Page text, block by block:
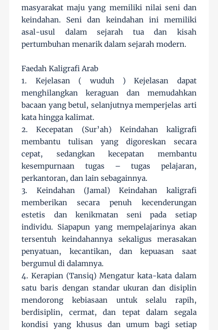
masyarakat maju yang memiliki nilai seni dan
keindahan. Seni dan keindahan ini memiliki
asal-usul dalam sejarah tua dan kisah
pertumbuhan menarik dalam sejarah modern.
Faedah Kaligrafi Arab
1. Kejelasan ( wuduh ) Kejelasan dapat
menghilangkan keraguan dan memudahkan
bacaan yang betul, selanjutnya memperjelas arti
kata hingga kalimat.
2. Kecepatan (Sur’ah) Keindahan kaligrafi
membantu tulisan yang digoreskan secara
cepat, sedangkan kecepatan membantu
kesempurnaan tugas – tugas pelajaran,
perkantoran, dan lain sebagainnya.
3. Keindahan (Jamal) Keindahan kaligrafi
memberikan secara penuh kecenderungan
estetis dan kenikmatan seni pada setiap
individu. Siapapun yang mempelajarinya akan
tersentuh keindahannya sekaligus merasakan
penyatuan, kecantikan, dan kepuasan saat
bergumul di dalamnya.
4. Kerapian (Tansiq) Mengatur kata-kata dalam
satu baris dengan standar ukuran dan disiplin
mendorong kebiasaan untuk selalu rapih,
berdisiplin, cermat, dan tepat dalam segala
kondisi yang khusus dan umum bagi setiap